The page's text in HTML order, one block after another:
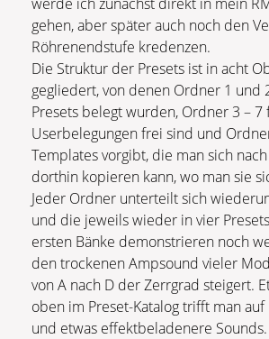
gehen, aber später auch noch den
Röhrenendstufe kredenzen.
Die Struktur der Presets ist in acht
gegliedert, von denen Ordner 1 und
Presets belegt wurden, Ordner 3 – 7
Userbelegungen frei sind und
Templates vorgibt, die man sich
dorthin kopieren kann, wo man sie
Jeder Ordner unterteilt sich
und die jeweils wieder in vier
ersten Bänke demonstrieren noch
den trockenen Ampsound vieler
von A nach D der Zerrgrad steigert.
oben im Preset-Katalog trifft man auf
und etwas effektbeladenere Sounds.